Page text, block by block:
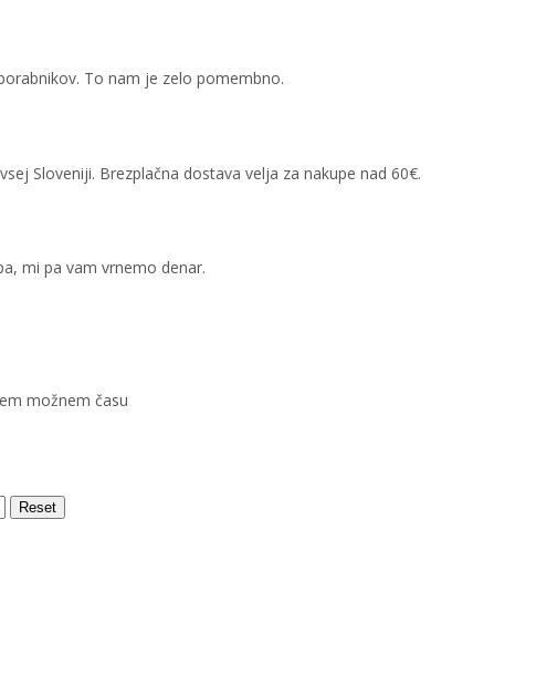
To nam je zelo pomembno.
Sloveniji. Brezplačna dostava velja za nakupe nad 60€.
mi pa vam vrnemo denar.
možnem času
Reset